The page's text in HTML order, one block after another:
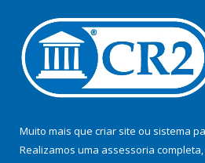
Muito mais que criar site ou sistema
Realizamos uma assessoria